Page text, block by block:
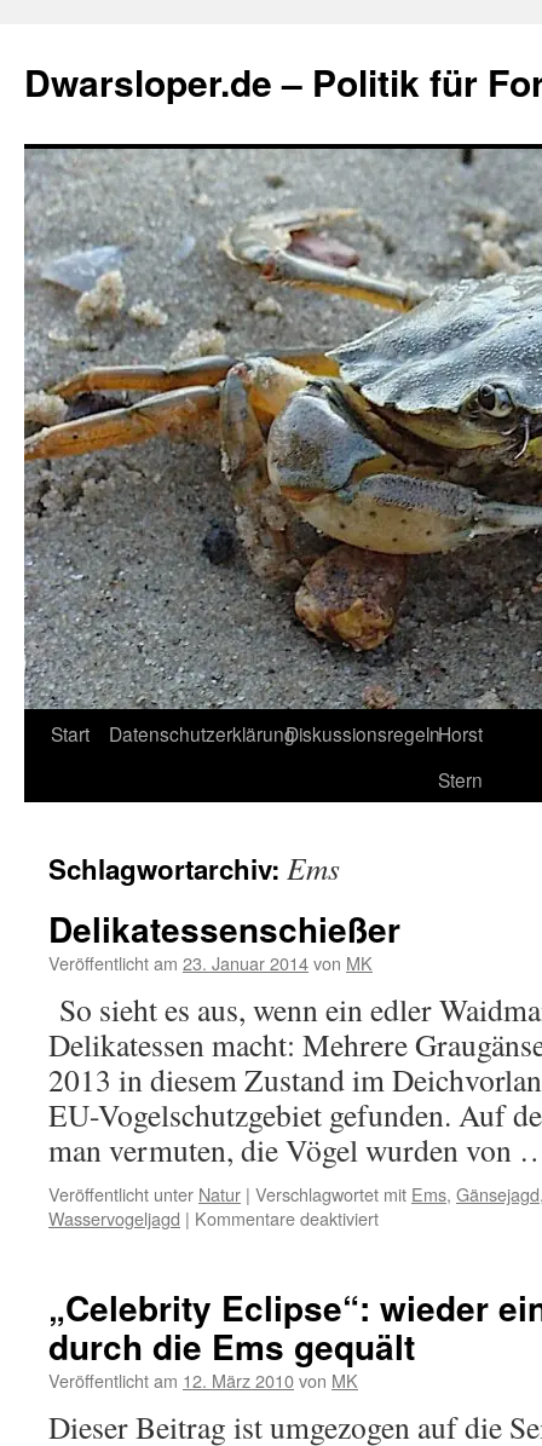
springen
Dwarsloper.de – Politik für
Start DatenschutzerklärungDiskussionsregelnHorst
Stern
Schlagwortarchiv: Ems
Delikatessenschießer
Veröffentlicht am 23. Januar 2014von MK
So sieht es aus, wenn ein edler
Delikatessen macht: Mehrere
2013 in diesem Zustand im
EU-Vogelschutzgebiet gefunden. Auf
man vermuten, die Vögel wurden von
Veröffentlicht unter Natur | Verschlagwortet mit Ems, Gänsejagd
Wasservogeljagd | Kommentare deaktiviertfür
„Celebrity Eclipse“: wieder
durch die Ems gequält
Veröffentlicht am 12. März 2010von MK
Dieser Beitrag ist umgezogen auf die